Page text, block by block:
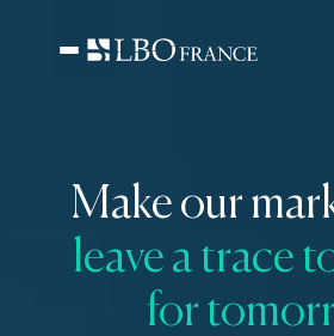
content
Make our
leave a trace
for